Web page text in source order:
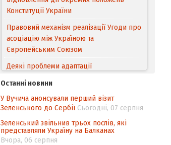
Конституції України
Правовий механізм реалізації Угоди про
асоціацію між Україною та
Європейським Cоюзом
Деякі проблеми адаптації
походження товарів відповідно до
Угоди про торговельні аспекти прав
інтелектуальної власності (TRIPS) у
контексті євроінтеграції
Аналіз виборчого законодавства щодо
Останні новини
У Вучича анонсували перший візит
Зеленського до Сербії Сьогодні, 07 серпня
Зеленський звільнив трьох послів, які
представляли Україну на Балканах
Вчора, 06 серпня